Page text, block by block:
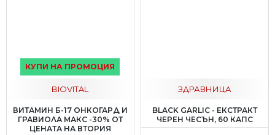
КУПИ НА ПРОМОЦИЯ
BIOVITAL
ВИТАМИН Б-17 ОНКОГАРД И
ГРАВИОЛА МАКС -30% ОТ
ЦЕНАТА НА ВТОРИЯ
ЗДРАВНИЦА
BLACK GARLIC - ЕКСТРАКТ
ЧЕРЕН ЧЕСЪН, 60 КАПС